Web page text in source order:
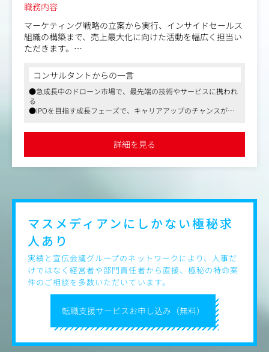
職務内容
マーケティング戦略の立案から実行、インサイドセールス
組織の構築まで、売上最大化に向けた活動を幅広く担当い
ただきます。
【具体的には】
ご経験とスキルに応じ、以下の施策群から優先順位を決定
し、実行に移していただきます。
1.リードジェネレーション（見込み顧客の獲得）
建設・測量業界の決裁者および現場担当者に向けた多角的
-SEO対策、リスティング・ディスプレイ・SNS（FB/Insta
-チャットツール導入、EFO（入力フォーム最適化）
-導入事例（成功事例）の作成、ホワイトペーパー制作
-公式SNS運用、プレスリリース配信
・オフライン・イベント:
-展示会出展の企画・運営、カンファレンス登壇
-製品説明セミナー、顧客登壇/ノウハウ共有セミナーの開
催
2.リードナーチャリング（顧客育成）
獲得したリードに対し、適切なタイミングで情報を届け、
検討度を引き上げます。
・MAツールHubspotの運用（スコアリング設計など）
・メルマガ・ステップメールの配信
・ナーチャリング用セミナーの企画
コンサルタントからの一言
●急成長中のドローン市場で、最先端の技術やサービスに携われ
る
●IPOを目指す成長フェーズで、キャリアアップのチャンスが豊
詳細を見る
転職支援サービスお申し込み（無料）
マスメディアンにしかない極秘求
人あり
実績と宣伝会議グループのネットワークにより、人事だ
けではなく経営者や部門責任者から直接、極秘の特命案
件のご相談を多数いただいています。